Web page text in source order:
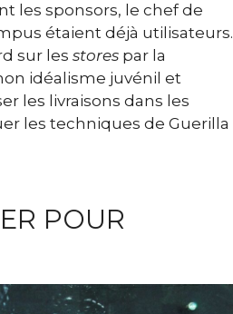
les sponsors, le chef de
étaient déjà utilisateurs.
sur les stores par la
idéalisme juvénil et
les livraisons dans les
les techniques de Guerilla
POUR